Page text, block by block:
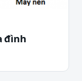
đình